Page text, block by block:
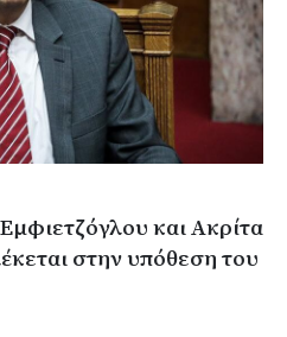
και Ακρίτα
στην υπόθεση του